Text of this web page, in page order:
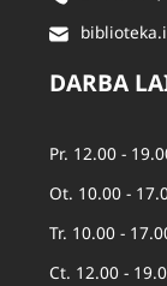
DARBA
Pr. 12.00 -
Ot. 10.00 -
Tr. 10.00 -
Ct. 12.00 -